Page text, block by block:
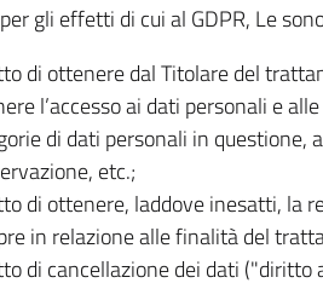
gli effetti di cui al GDPR, Le
di ottenere dal Titolare del
l’accesso ai dati personali e
di dati personali in questione,
etc.;
di ottenere, laddove inesatti, la
in relazione alle finalità del
di cancellazione dei dati ("diritto